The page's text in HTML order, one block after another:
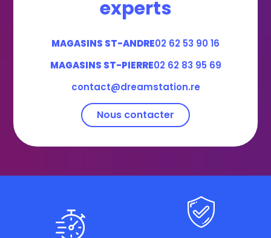
experts
MAGASINS ST-ANDRE02 62 53 90 16
MAGASINS ST-PIERRE02 62 83 95 69
contact@dreamstation.re
Nous contacter